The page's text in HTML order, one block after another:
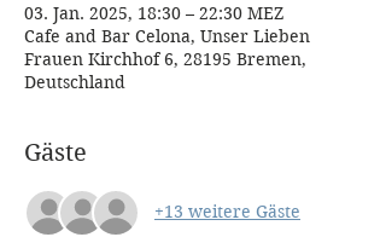
03. Jan. 2025, 18:30 – 22:30 MEZ
Cafe and Bar Celona, Unser Lieben
Frauen Kirchhof 6, 28195 Bremen,
Deutschland
Gäste
+13 weitere Gäste